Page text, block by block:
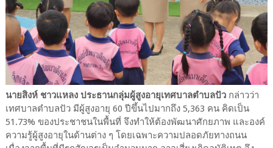
นายสิงห์ ชาวแหลง ประธานกลุ่มผู้สูงอายุเทศบาลตำบลปัวกล่าวว่า
เทศบาลตำบลปัว มีผู้สูงอายุ 60 ปีขึ้นไปมากถึง 5,363 คน คิดเป็น
51.73% ของประชาชนในพื้นที่ จึงทำให้ต้องพัฒนาศักยภาพ และองค์
ความรู้ผู้สูงอายุในด้านต่าง ๆ โดยเฉพาะความปลอดภัยทางถนน